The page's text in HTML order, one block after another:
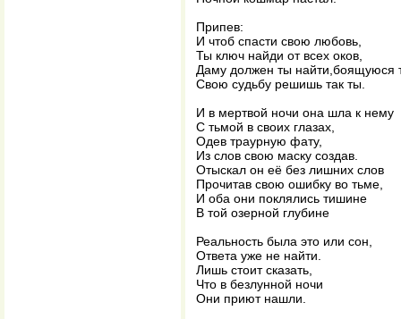
Припев:
И чтоб спасти свою любовь,
Ты ключ найди от всех оков,
Даму должен ты найти,боящуюся
Свою судьбу решишь так ты.
И в мертвой ночи она шла к нему
С тьмой в своих глазах,
Одев траурную фату,
Из слов свою маску создав.
Отыскал он её без лишних слов
Прочитав свою ошибку во тьме,
И оба они поклялись тишине
В той озерной глубине
Реальность была это или сон,
Ответа уже не найти.
Лишь стоит сказать,
Что в безлунной ночи
Они приют нашли.